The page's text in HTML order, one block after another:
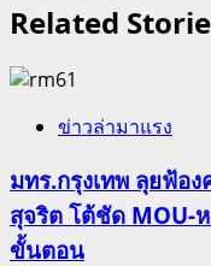
Related
ข่าวล่ามาแรง
มทร.กรุงเทพ ลุยฟ้อ
สุจริต โต้ชัด MOU-
ขั้นตอน